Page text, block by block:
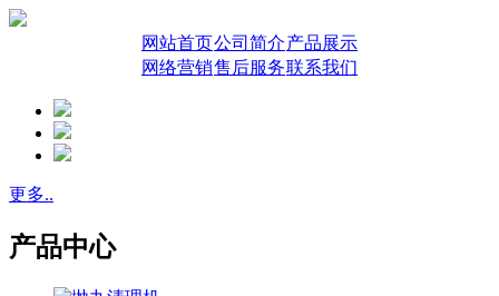
网站首页公司简介产品展示
网络营销售后服务联系我们
更多..
产品中心